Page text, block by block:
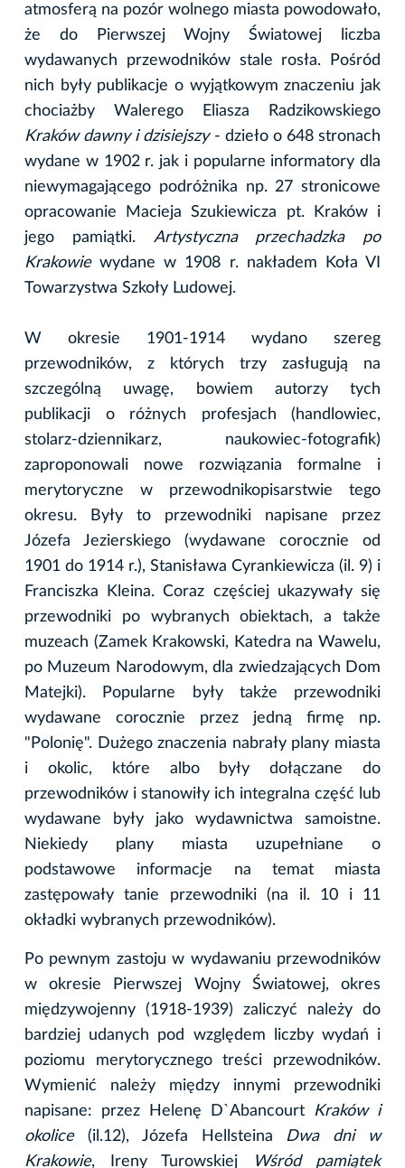
atmosferą na pozór wolnego miasta powodowało,
że do Pierwszej Wojny Światowej liczba
wydawanych przewodników stale rosła. Pośród
nich były publikacje o wyjątkowym znaczeniu jak
chociażby Walerego Eliasza Radzikowskiego
Kraków dawny i dzisiejszy- dzieło o 648 stronach
wydane w 1902 r. jak i popularne informatory dla
niewymagającego podróżnika np. 27 stronicowe
opracowanie Macieja Szukiewicza pt. Kraków i
jego pamiątki. Artystyczna przechadzka po
Krakowiewydane w 1908 r. nakładem Koła VI
Towarzystwa Szkoły Ludowej.
W okresie 1901-1914 wydano szereg
przewodników, z których trzy zasługują na
szczególną uwagę, bowiem autorzy tych
publikacji o różnych profesjach (handlowiec,
stolarz-dziennikarz, naukowiec-fotografik)
zaproponowali nowe rozwiązania formalne i
merytoryczne w przewodnikopisarstwie tego
okresu. Były to przewodniki napisane przez
Józefa Jezierskiego (wydawane corocznie od
1901 do 1914 r.), Stanisława Cyrankiewicza (il. 9) i
Franciszka Kleina. Coraz częściej ukazywały się
przewodniki po wybranych obiektach, a także
muzeach (Zamek Krakowski, Katedra na Wawelu,
po Muzeum Narodowym, dla zwiedzających Dom
Matejki). Popularne były także przewodniki
wydawane corocznie przez jedną firmę np.
"Polonię". Dużego znaczenia nabrały plany miasta
i okolic, które albo były dołączane do
przewodników i stanowiły ich integralna część lub
wydawane były jako wydawnictwa samoistne.
Niekiedy plany miasta uzupełniane o
podstawowe informacje na temat miasta
zastępowały tanie przewodniki (na il. 10 i 11
okładki wybranych przewodników).
Po pewnym zastoju w wydawaniu przewodników
w okresie Pierwszej Wojny Światowej, okres
międzywojenny (1918-1939) zaliczyć należy do
bardziej udanych pod względem liczby wydań i
poziomu merytorycznego treści przewodników.
Wymienić należy między innymi przewodniki
napisane: przez Helenę D`Abancourt
Kraków i
okolice(il.12), Józefa Hellsteina Dwa dni w
Krakowie, Ireny Turowskiej Wśród pamiątek